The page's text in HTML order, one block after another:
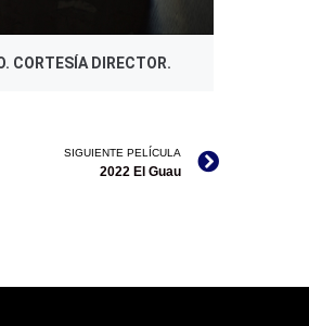
CORTESÍA DIRECTOR.
SIGUIENTE PELÍCULA
2022 El Guau